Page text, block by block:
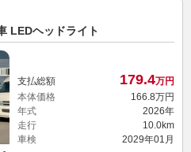
LEDヘッドライト
支払総額 179.4万円
本体価格
166.8万円
年式
2026年
走行
10.0km
車検
2029年01月